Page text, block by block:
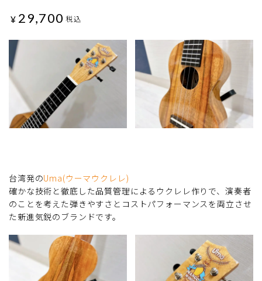
¥ 29,700 税込
台湾発のUma(ウーマウクレレ)
確かな技術と徹底した品質管理によるウクレレ作りで、演奏者
のことを考えた弾きやすさとコストパフォーマンスを両立させ
た新進気鋭のブランドです。